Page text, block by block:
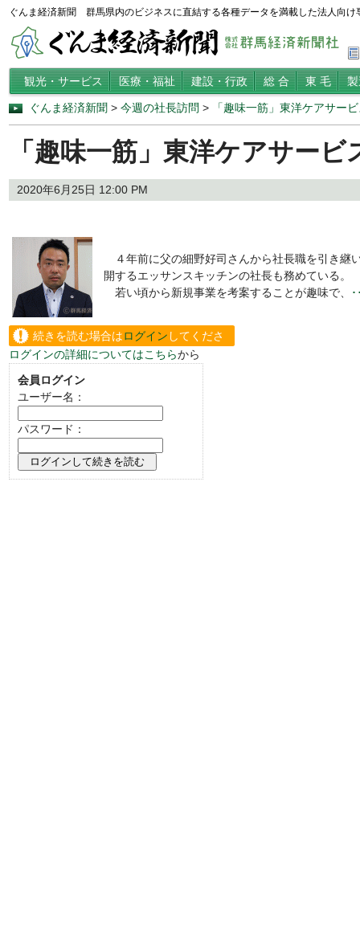
ぐんま経済新聞 群馬県内のビジネスに直結する各種データを満載した法人向け
観光・サービス 医療・福祉 建設・行政 総 合 東 毛
ぐんま経済新聞 > 今週の社長訪問 > 「趣味一筋」東洋ケアサー
「趣味一筋」東洋ケアサー
2020年6月25日 12:00 PM
４年前に父の細野好司さんから社長職を引き継
開するエッサンスキッチンの社長も務めている。
若い頃から新規事業を考案することが趣味で、
続きを読む場合はログイン してくださ
い。
ログインの詳細についてはこちらから
会員ログイン
ユーザー名：
パスワード：